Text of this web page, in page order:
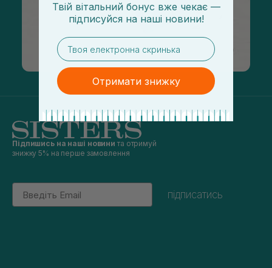
Підпишись на наші новини та отримуй
знижку 5% на перше замовлення
Email
підписатись
Твій вітальний бонус вже чекає —
підписуйся на наші новини!
email
Отримати знижку